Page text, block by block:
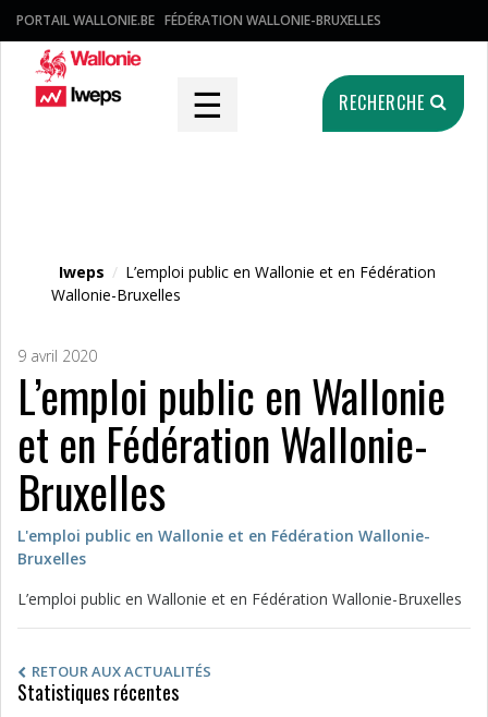
PORTAIL WALLONIE.BE FÉDÉRATION WALLONIE-BRUXELLES
☰ RECHERCHE
Iweps / L’emploi public en Wallonie et en Fédération
Wallonie-Bruxelles
9 avril 2020
L’emploi public en Wallonie
et en Fédération Wallonie-
Bruxelles
L'emploi public en Wallonie et en Fédération Wallonie-
Bruxelles
L’emploi public en Wallonie et en Fédération Wallonie-Bruxelles
RETOUR AUX ACTUALITÉS
Statistiques récentes